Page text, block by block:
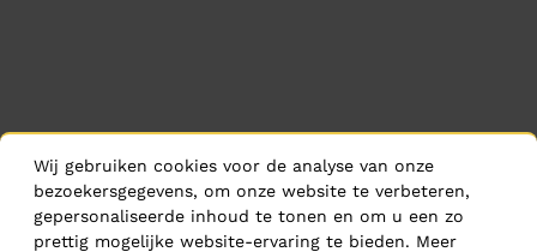
Wij gebruiken cookies voor de analyse van onze
bezoekersgegevens, om onze website te verbeteren,
gepersonaliseerde inhoud te tonen en om u een zo
prettig mogelijke website-ervaring te bieden. Meer